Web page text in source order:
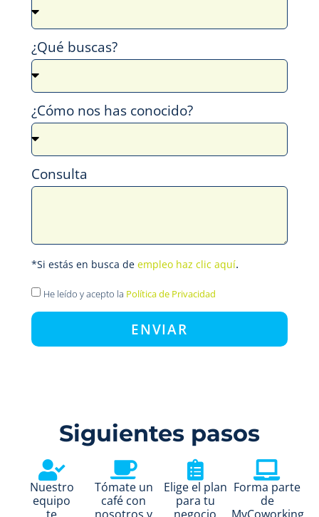
¿Qué buscas?
¿Cómo nos has conocido?
Consulta
*Si estás en busca de empleo haz clic aquí.
He leído y acepto la Política de Privacidad
ENVIAR
Siguientes pasos
Nuestro
equipo
Tómate un
café con
Elige el plan
para tu
Forma parte
de